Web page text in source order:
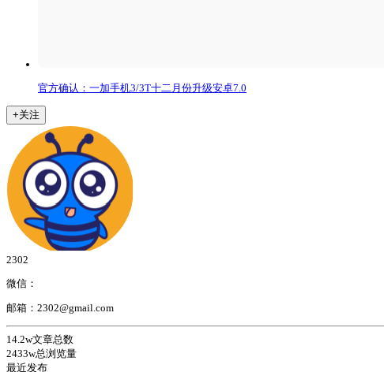
官方确认：一加手机3/3T十二月份升级安卓7.0
+关注
2302
微信：
邮箱：2302@gmail.com
14.2w文章总数
2433w总浏览量
最近发布